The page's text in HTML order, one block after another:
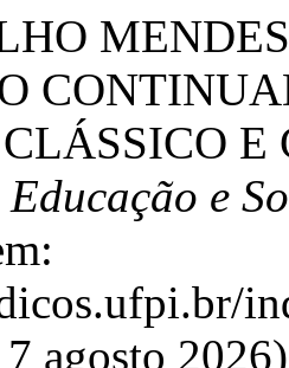
E
e
agosto